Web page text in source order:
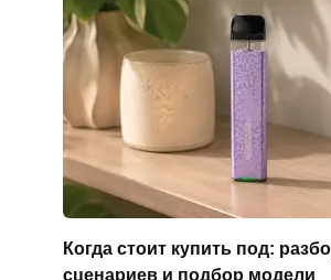
Когда стоит купить под:
сценариев и подбор модели